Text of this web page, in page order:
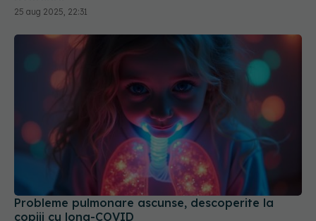
25 aug 2025, 22:31
Probleme pulmonare ascunse, descoperite la
copiii cu long-COVID